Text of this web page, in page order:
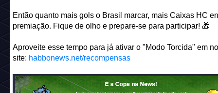
Então quanto mais gols o Brasil marcar, mais Caixas HC
premiação. Fique de olho e prepare-se para participar! 🎁
Aproveite esse tempo para já ativar o "Modo Torcida" em
site: habbonews.net/recompensas